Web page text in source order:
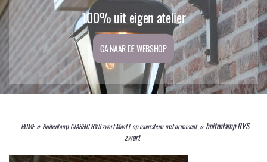
Exclusief, nostalgisch, en duurzaam!
GA NAAR DE WEBSHOP
Op zoek naar een mooie buitenlamp?
GA NAAR DE WEBSHOP
100% uit eigen atelier
GA NAAR DE WEBSHOP
HOME» Buitenlamp CLASSIC RVS zwart Maat L op muursteun met ornament»buitenlamp RVS
zwart